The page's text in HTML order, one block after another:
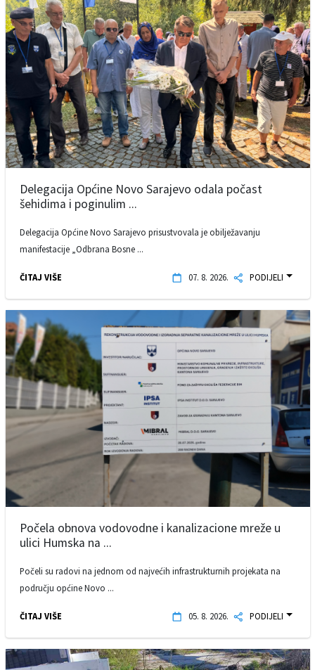
Delegacija Općine Novo Sarajevo odala počast
šehidima i poginulim ...
Delegacija Općine Novo Sarajevo prisustvovala je obilježavanju
manifestacije „Odbrana Bosne ...
ČITAJ VIŠE 07. 8. 2026. PODIJELI
Počela obnova vodovodne i kanalizacione mreže u
ulici Humska na ...
Počeli su radovi na jednom od najvećih infrastrukturnih projekata na
području općine Novo ...
ČITAJ VIŠE 05. 8. 2026. PODIJELI